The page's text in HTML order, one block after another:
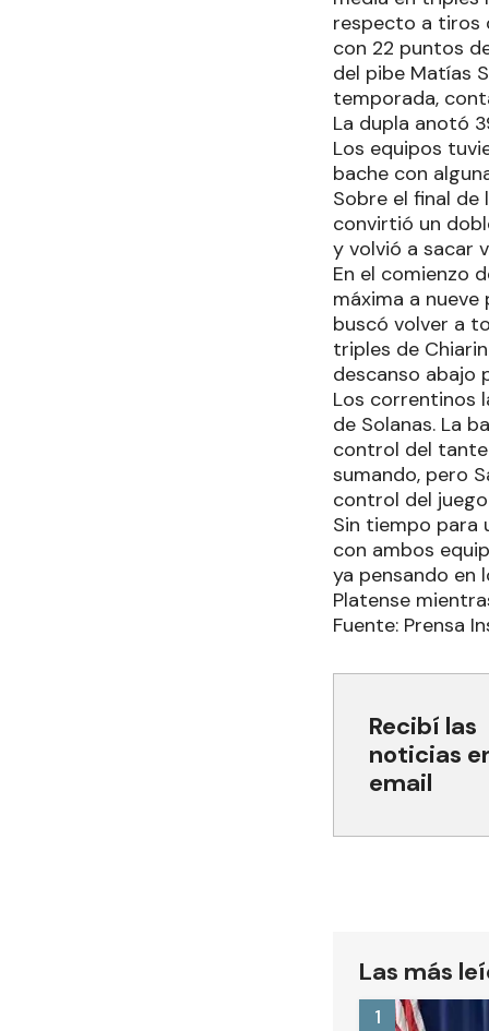
respecto a tiros
con 22 puntos
del pibe Matías
temporada,
La dupla anotó
Los equipos
bache con
Sobre el final de
convirtió un
y volvió a sacar
En el comienzo
máxima a
buscó volver a
triples de
descanso abajo
Los correntinos
de Solanas. La
control del
sumando, pero
control del
Sin tiempo para
con ambos
ya pensando en
Platense
Fuente: Prensa
Recibí las
noticias
email
Las más
1